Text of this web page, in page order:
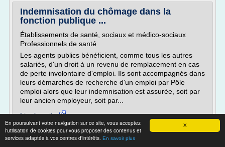
X
En poursuivant votre navigation sur ce site, vous acceptez
l'utilisation de cookies pour vous proposer des contenus et
services adaptés à vos centres d'intérêts. En savoir plus
Indemnisation du chômage dans la
fonction publique ...
Établissements de santé, sociaux et médico-sociaux
Professionnels de santé
Les agents publics bénéficient, comme tous les autres
salariés, d'un droit à un revenu de remplacement en cas
de perte involontaire d'emploi. Ils sont accompagnés dans
leurs démarches de recherche d'un emploi par Pôle
emploi alors que leur indemnisation est assurée, soit par
leur ancien employeur, soit par...
Lire la suite
Site :solidarites-sante.gouv.fr